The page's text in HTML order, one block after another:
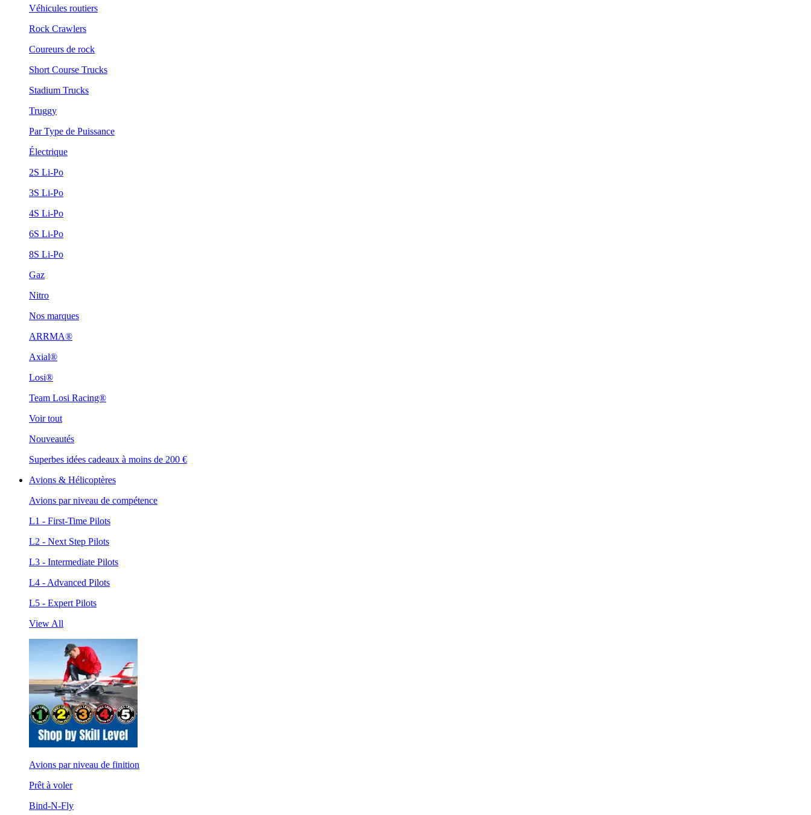
Véhicules routiers
Rock Crawlers
Coureurs de rock
Short Course Trucks
Stadium Trucks
Truggy
Par Type de Puissance
Électrique
2S Li-Po
3S Li-Po
4S Li-Po
6S Li-Po
8S Li-Po
Gaz
Nitro
Nos marques
ARRMA®
Axial®
Losi®
Team Losi Racing®
Voir tout
Nouveautés
Superbes idées cadeaux à moins de 200 €
Avions & Hélicoptères
Avions par niveau de compétence
L1 - First-Time Pilots
L2 - Next Step Pilots
L3 - Intermediate Pilots
L4 - Advanced Pilots
L5 - Expert Pilots
View All
Avions par niveau de finition
Prêt à voler
Bind-N-Fly